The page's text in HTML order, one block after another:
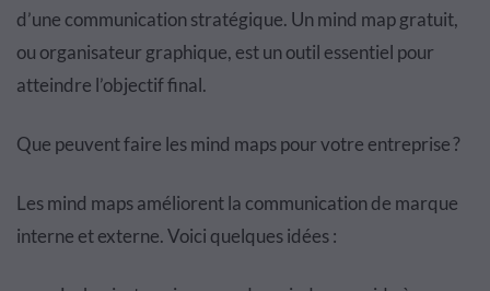
d’une communication stratégique. Un mind map gratuit,
ou organisateur graphique, est un outil essentiel pour
atteindre l’objectif final.
Que peuvent faire les mind maps pour votre entreprise ?
Les mind maps améliorent la communication de marque
interne et externe. Voici quelques idées :